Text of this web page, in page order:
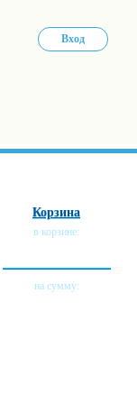
Вход
Корзина
в корзине:
на сумму: